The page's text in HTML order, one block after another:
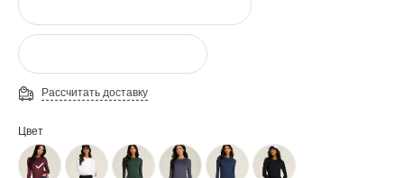
Рассчитать доставку
Цвет